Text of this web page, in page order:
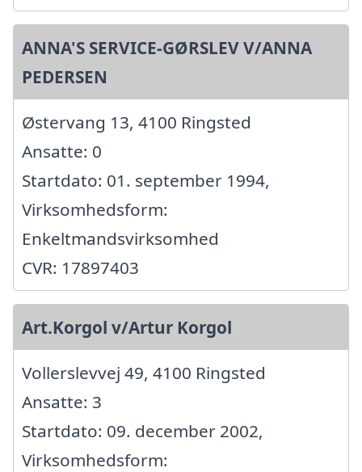
ANNA'S SERVICE-GØRSLEV V/ANNA
PEDERSEN
Østervang 13, 4100 Ringsted
Ansatte: 0
Startdato: 01. september 1994,
Virksomhedsform:
Enkeltmandsvirksomhed
CVR: 17897403
Art.Korgol v/Artur Korgol
Vollerslevvej 49, 4100 Ringsted
Ansatte: 3
Startdato: 09. december 2002,
Virksomhedsform: